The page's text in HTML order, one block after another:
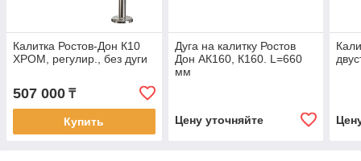
Калитка Ростов-Дон К10
ХРОМ, регулир., без дуги
507 000 ₸
Купить
Дуга на калитку Ростов
Дон АК160, К160. L=660
мм
Цену уточняйте